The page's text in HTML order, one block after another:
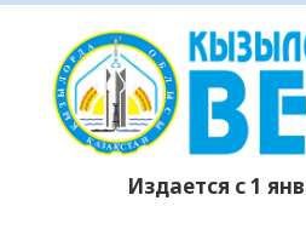
Издается с 1